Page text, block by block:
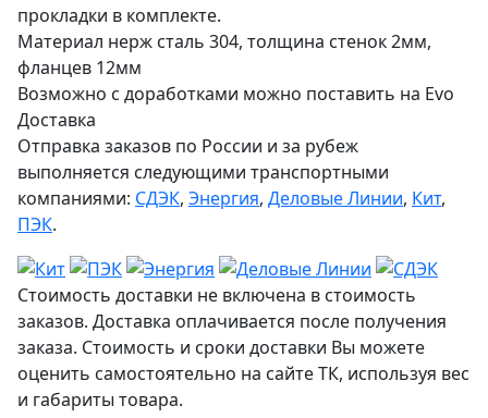
прокладки в комплекте.
Материал нерж сталь 304, толщина стенок 2мм,
фланцев 12мм
Возможно с доработками можно поставить на Evo
Доставка
Отправка заказов по России и за рубеж
выполняется следующими транспортными
компаниями: СДЭК, Энергия, Деловые Линии, Кит,
ПЭК.
Стоимость доставки не включена в стоимость
заказов. Доставка оплачивается после получения
заказа. Стоимость и сроки доставки Вы можете
оценить самостоятельно на сайте ТК, используя вес
и габариты товара.